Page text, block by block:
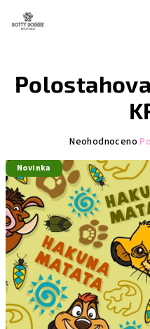
obsah
Průměrné
produktu
je
0,0
z
5
hvězdiček.
Neohodnoceno
Novinka